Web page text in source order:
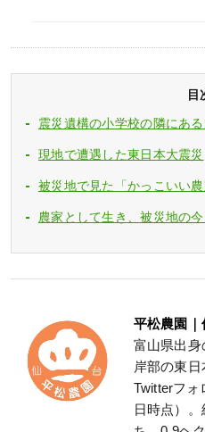
目
震災遺構の小学校の隣にあ
現地で遭遇した東日本大震災
被災地で見た「かっこいい
農家として生き、被災地の
平松農園｜
富山県出身
岸部の東日
Twitterフォ
日時点）